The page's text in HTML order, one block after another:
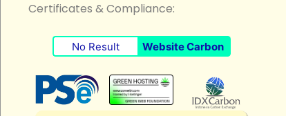
Certificates & Compliance:
No Result Website Carbon